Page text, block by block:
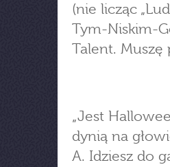
(nie licząc
Tym-Niskim-
Talent. Muszę
„Jest
dynią na
A. Idziesz do